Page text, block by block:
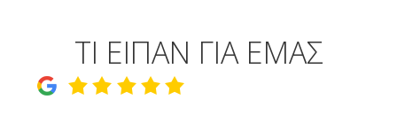
ΤΙ ΕΙΠΑΝ ΓΙΑ ΕΜΑΣ